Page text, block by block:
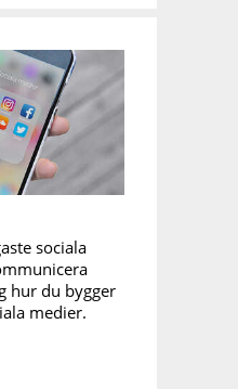
sociala
hur du bygger
medier.